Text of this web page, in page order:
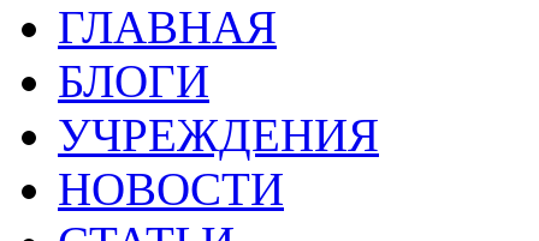
ГЛАВНАЯ
БЛОГИ
УЧРЕЖДЕНИЯ
НОВОСТИ